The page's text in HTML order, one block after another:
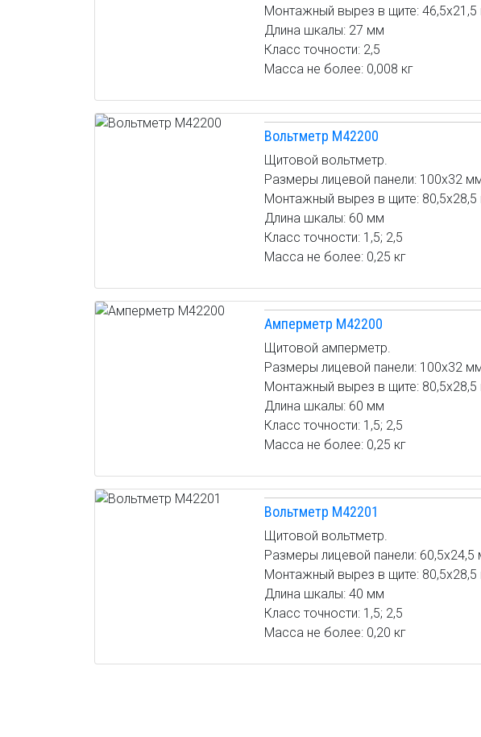
Монтажный вырез в щите:
Длина шкалы: 27 мм
Класс точности: 2,5
Масса не более: 0,008 кг
Вольтметр М42200
Щитовой вольтметр.
Размеры лицевой панели: 100х32
Монтажный вырез в щите:
Длина шкалы: 60 мм
Класс точности: 1,5; 2,5
Масса не более: 0,25 кг
Амперметр М42200
Щитовой амперметр.
Размеры лицевой панели: 100х32
Монтажный вырез в щите:
Длина шкалы: 60 мм
Класс точности: 1,5; 2,5
Масса не более: 0,25 кг
Вольтметр М42201
Щитовой вольтметр.
Размеры лицевой панели: 60,5х24,5
Монтажный вырез в щите:
Длина шкалы: 40 мм
Класс точности: 1,5; 2,5
Масса не более: 0,20 кг